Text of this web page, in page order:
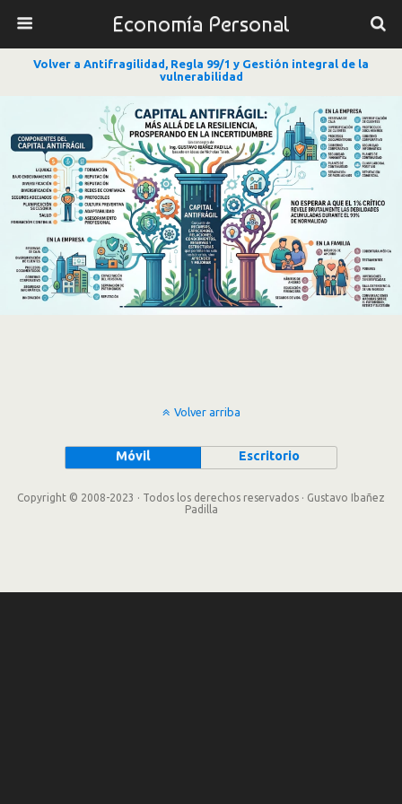
Economía Personal
Volver a Antifragilidad, Regla 99/1 y Gestión integral de la
vulnerabilidad
Volver arriba
Móvil Escritorio
Copyright © 2008-2023 · Todos los derechos reservados · Gustavo Ibañez
Padilla